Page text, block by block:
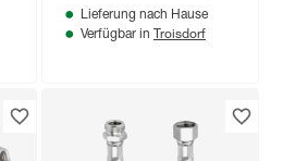
Lieferung nach Hause
Verfügbar in Troisdorf